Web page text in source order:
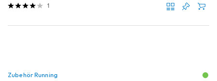
1
Zubehör Running